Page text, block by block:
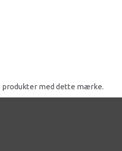
produkter med dette mærke.